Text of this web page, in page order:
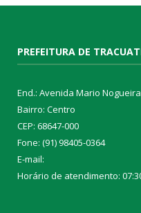
PREFEITURA DE
End.: Avenida Mario
Bairro: Centro
CEP: 68647-000
Fone: (91) 98405-0364
E-mail:
Horário de atendimento: